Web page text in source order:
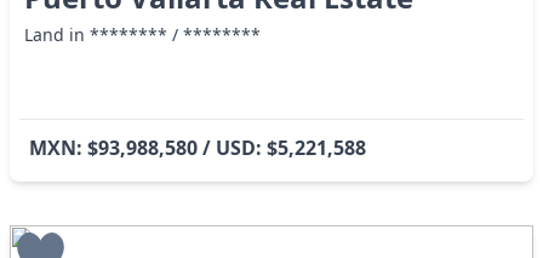
Land in ******** / ********
MXN: $93,988,580 / USD: $5,221,588